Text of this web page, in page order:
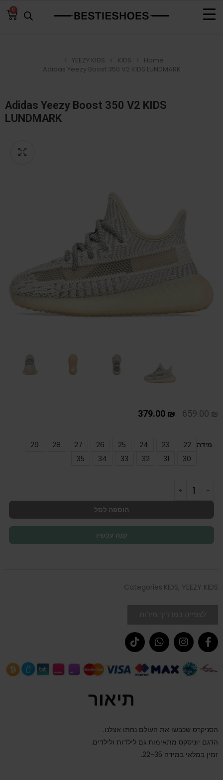
0
Home
KIDS
YEEZY KIDS
Adidas Yeezy Boost 350 V2 KIDS LUNDMARK
Adidas Yeezy Boost 350 V2 KIDS
LUNDMARK
659.00₪
379.00 ₪
מידה 22
23
24
25
26
27
28
29
30
31
32
33
34
35
הוספה לסל
קנה עכשיו
Categories KIDS, YEEZY KIDS
תיאור
הסניקרס שכבשו את העולם נחתו אצלנו.
הדגם יוניסקס מתאימות גם לילדות ולילדים.
זמין במלאי במידה 22-35.